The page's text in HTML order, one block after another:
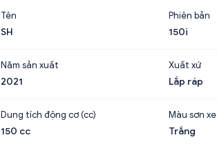
Tên
SH
Phiên bản
150i
Năm sản xuất
2021
Xuất xứ
Lắp ráp
Dung tích động cơ (cc)
150 cc
Màu sơn xe
Trắng